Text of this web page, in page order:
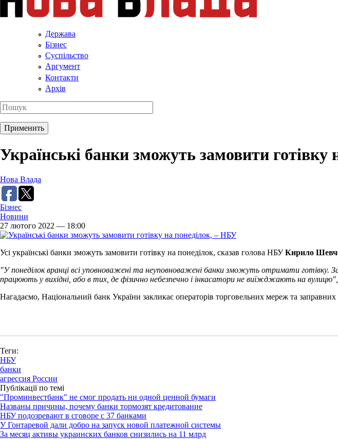
Держава
Бізнес
Суспільство
Аргумент
Контакти
Архів
Українські банки зможуть замовити
Нова Влада
Бізнес
Новини
27 лютого 2022 — 18:00
Усі українські банки зможуть замовити готівку на понеділок, сказав голова НБУКирило
"У понеділок вранці всі уповноважені та неуповноважені банки зможуть отримати готівку.
працюють у вихідні, або в тих, де фізично небезпечно і інкасатори не виїжджають на
Нагадаємо, Національний банк України закликає операторів торговельних мереж та
Теги:
НБУ
банки
агрессия России
Публікації по темі
"Проминвестбанк" не смог продать ни одной ценной бумаги
Названы причины, почему банки тормозят кредитование
НБУ подозревают в сговоре с 37 банками
У Гонтаревой дали добро на запуск новой платежной системы
За месяц активы украинских банков снизились на 11 млрд